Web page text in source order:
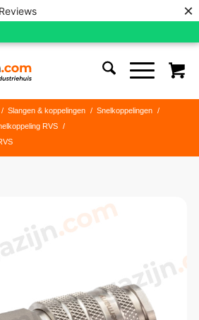
Reviews ×
/ Slangen & koppelingen / Snelkoppelingen
/
RVS
/